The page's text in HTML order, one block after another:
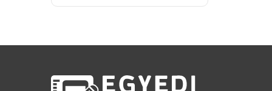
terméknek
változatok